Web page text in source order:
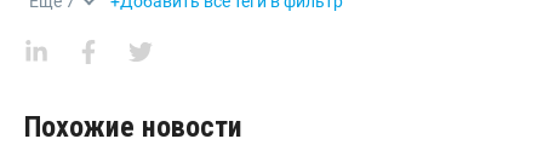
Похожие новости